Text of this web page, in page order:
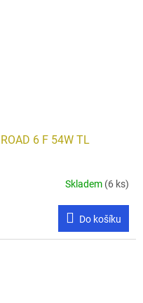
6 F 54W TL
Skladem (6 ks)
Do košíku